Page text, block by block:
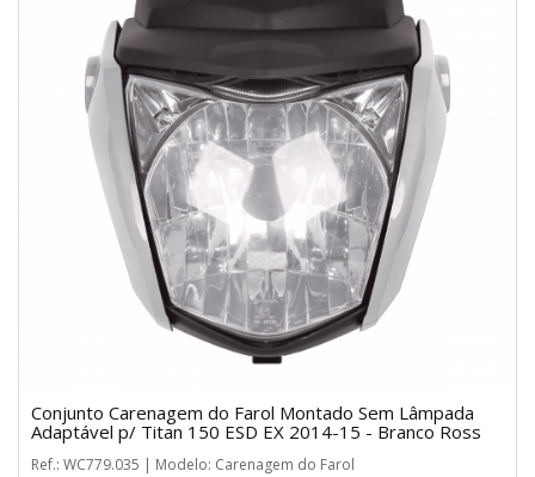
Conjunto Carenagem do Farol Montado Sem Lâmpada
Adaptável p/ Titan 150 ESD EX 2014-15 - Branco Ross
Ref.: WC779.035 | Modelo: Carenagem do Farol